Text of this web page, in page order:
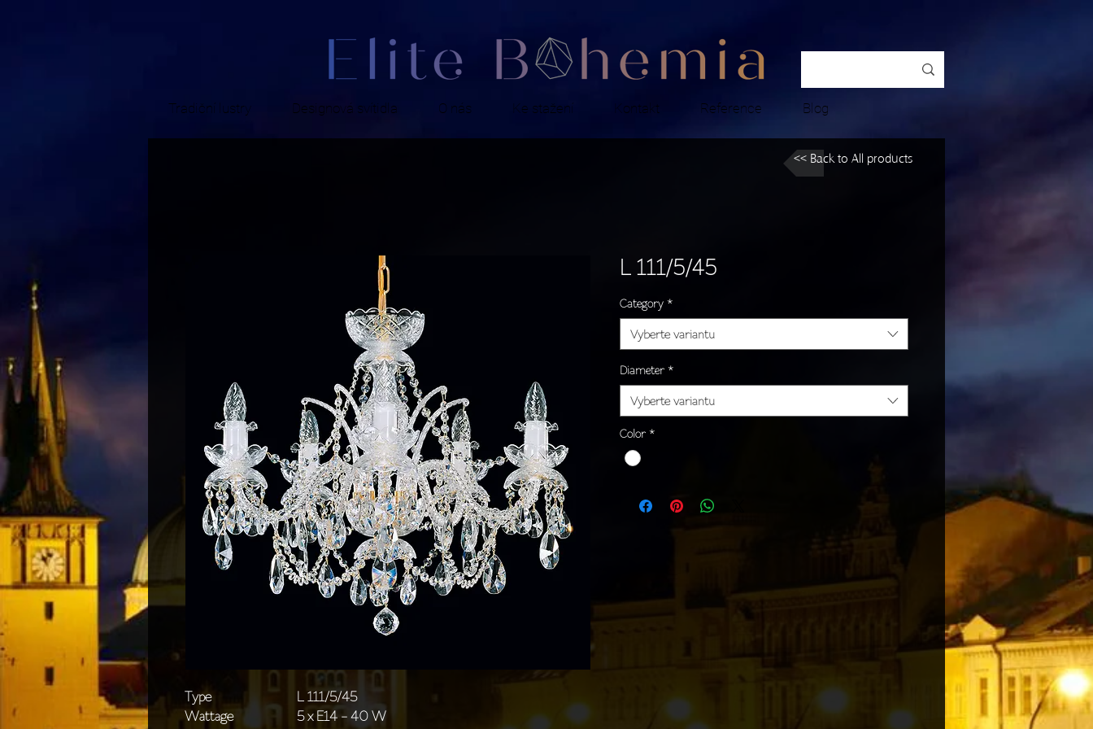
Tradiční lustry Designová svítidla O nás Ke stažení Kontakt Reference Blog
Type
L 111/5/45
Wattage
5 x E14 - 40 W
L 111/5/45
Category *
Vyberte variantu
Diameter *
Vyberte variantu
Color *
<< Back to All products